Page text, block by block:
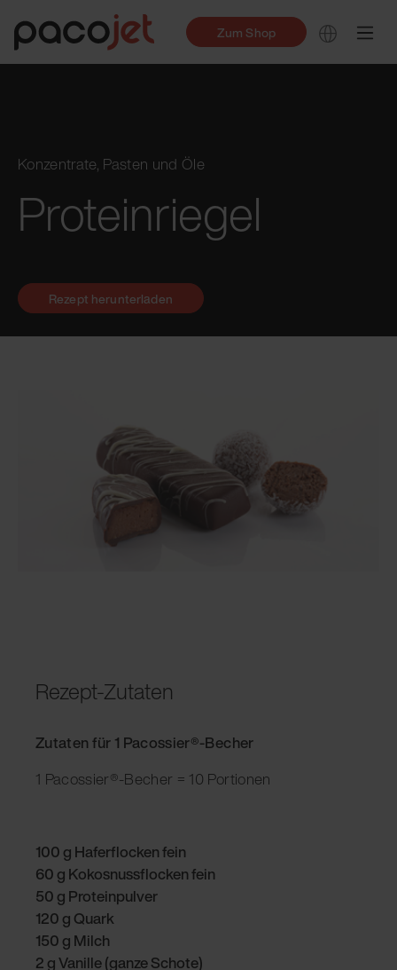
Zum Shop
Konzentrate, Pasten und Öle
Proteinriegel
Rezept-Zutaten
Zutaten für 1 Pacossier®-Becher
1 Pacossier®-Becher = 10 Portionen
100 g Haferflocken fein
60 g Kokosnussflocken fein
50 g Proteinpulver
120 g Quark
150 g Milch
2 g Vanille (ganze Schote)
Rezept herunterladen